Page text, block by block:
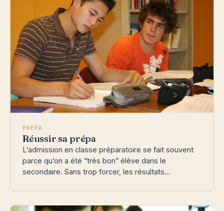
PRÉPA
Réussir sa prépa
L’admission en classe préparatoire se fait souvent
parce qu’on a été “très bon” élève dans le
secondaire. Sans trop forcer, les résultats…